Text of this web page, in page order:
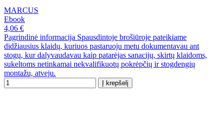
MARCUS
Ebook
4,06 €
Pagrindinė informacija Spausdintoje brošiūroje pateikiame
didžiausius klaidų, kuriuos pastaruoju metu dokumentavau ant
stogų, kur dalyvaudavau kaip patarėjas sanacijų, skirtų klaidoms,
sukeltoms netinkamai nekvalifikuotų pokrėpčių ir stogdengių
montažu, atveju.
Į krepšelį